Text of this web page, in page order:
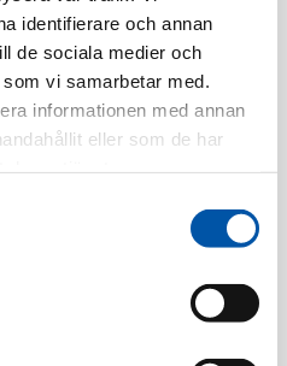
identifierare och annan
de sociala medier och
vi samarbetar med.
informationen med annan
eller som de har
ABB
ABB skarvmuff eprl
32mm (m eankod)
Läs mer